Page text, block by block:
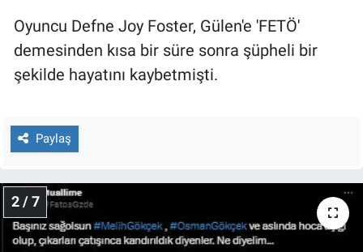
Oyuncu Defne Joy Foster, Gülen'e 'FETÖ'
demesinden kısa bir süre sonra şüpheli bir
şekilde hayatını kaybetmişti.
Paylaş
2 / 7
Spor
Türkiye'nin Geleceği
Türkiye'nin Gündemi
Yerel Gündem